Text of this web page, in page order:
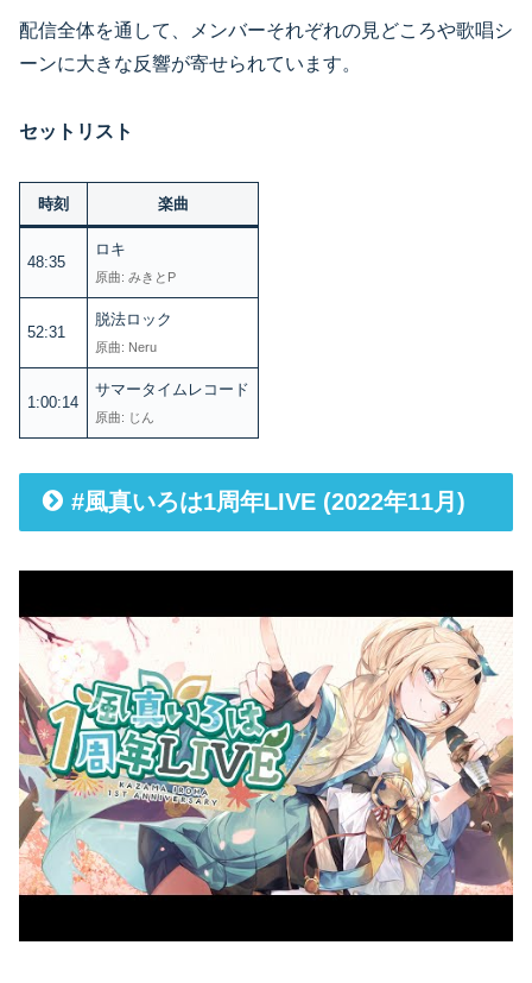
配信全体を通して、メンバーそれぞれの見どころや歌唱シ
ーンに大きな反響が寄せられています。
セットリスト
時刻 楽曲
48:35
ロキ
原曲: みきとP
52:31
脱法ロック
原曲: Neru
1:00:14
サマータイムレコード
原曲: じん
#風真いろは1周年LIVE (2022年11月)